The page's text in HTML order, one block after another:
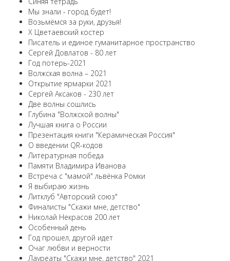
Мы знали - город будет!
Возьмёмся за руки, друзья!
X Цветаевский костер
Писатель и единое гуманитарное пространство
Сергей Довлатов - 80 лет
Год потерь-2021
Волжская волна – 2021
Открытие ярмарки 2021
Сергей Аксаков - 230 лет
Две волны сошлись
Глубина "Волжской волны"
Лучшая книга о России
Презентация книги "Керамическая Россия"
О введении QR-кодов
Литературная победа
Памяти Владимира Иванова
Встреча с "мамой" львёнка Ромки
Я выбираю жизнь
Литклуб "Авторский союз"
Финалисты "Скажи мне, детство"
Николай Некрасов 200 лет
Особенный день
Год прошел, другой идет
Очаг любви и верности
Лауреаты "Скажи мне, детство" 2021